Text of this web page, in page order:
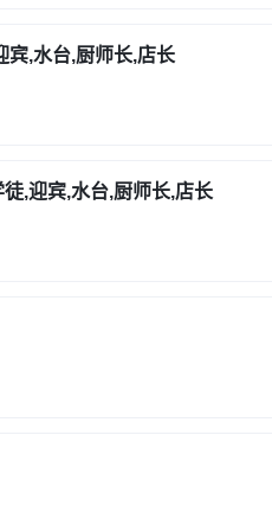
宾,水台,厨师长,店长
,迎宾,水台,厨师长,店长